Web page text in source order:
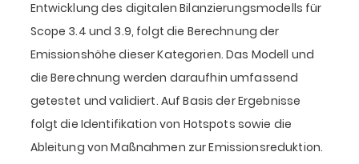
Entwicklung des digitalen Bilanzierungsmodells für
Scope 3.4 und 3.9, folgt die Berechnung der
Emissionshöhe dieser Kategorien. Das Modell und
die Berechnung werden daraufhin umfassend
getestet und validiert. Auf Basis der Ergebnisse
folgt die Identifikation von Hotspots sowie die
Ableitung von Maßnahmen zur Emissionsreduktion.